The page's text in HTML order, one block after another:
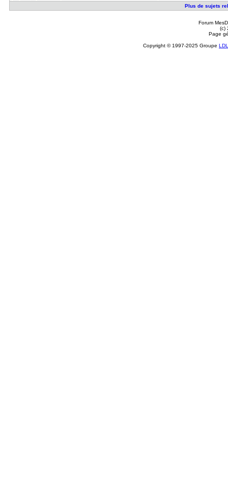
Plus de sujets
Forum
(c)
Page
Copyright © 1997-2025 Groupe